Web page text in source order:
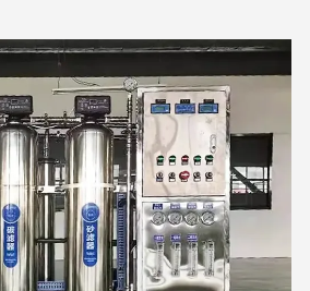
de prétraitement (tel qu'un filtre à
et un système de contrôle.